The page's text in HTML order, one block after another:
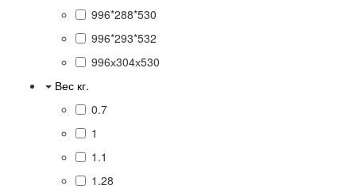
996*288*530
996*293*532
996х304х530
Вес кг.
0.7
1
1.1
1.28